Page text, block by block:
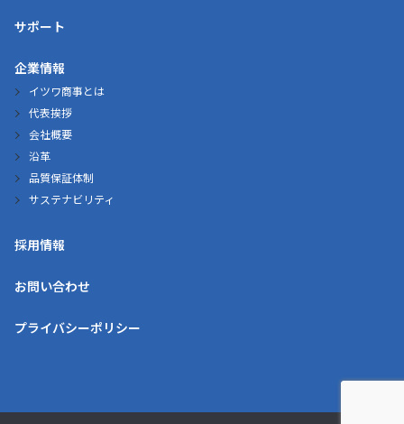
サポート
企業情報
イツワ商事とは
代表挨拶
会社概要
沿革
品質保証体制
サステナビリティ
採用情報
お問い合わせ
プライバシーポリシー